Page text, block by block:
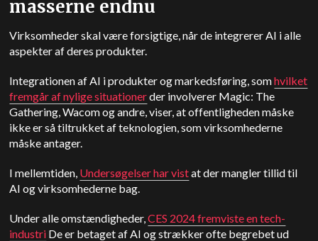
masserne endnu
Virksomheder skal være forsigtige, når de integrerer AI i alle
aspekter af deres produkter.
Integrationen af AI i produkter og markedsføring, somhvilket
fremgår af nylige situationerder involverer Magic: The
Gathering, Wacom og andre, viser, at offentligheden måske
ikke er så tiltrukket af teknologien, som virksomhederne
måske antager.
I mellemtiden, Undersøgelser har vistat der mangler tillid til
AI og virksomhederne bag.
Under alle omstændigheder,CES 2024 fremviste en tech-
industri De er betaget af AI og strækker ofte begrebet ud